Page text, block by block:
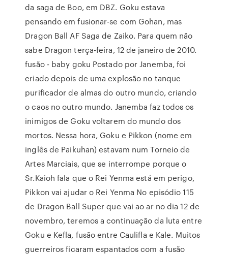
da saga de Boo, em DBZ. Goku estava
pensando em fusionar-se com Gohan, mas
Dragon Ball AF Saga de Zaiko. Para quem não
sabe Dragon terça-feira, 12 de janeiro de 2010.
fusão - baby goku Postado por Janemba, foi
criado depois de uma explosão no tanque
purificador de almas do outro mundo, criando
o caos no outro mundo. Janemba faz todos os
inimigos de Goku voltarem do mundo dos
mortos. Nessa hora, Goku e Pikkon (nome em
inglês de Paikuhan) estavam num Torneio de
Artes Marciais, que se interrompe porque o
Sr.Kaioh fala que o Rei Yenma está em perigo,
Pikkon vai ajudar o Rei Yenma No episódio 115
de Dragon Ball Super que vai ao ar no dia 12 de
novembro, teremos a continuação da luta entre
Goku e Kefla, fusão entre Caulifla e Kale. Muitos
guerreiros ficaram espantados com a fusão